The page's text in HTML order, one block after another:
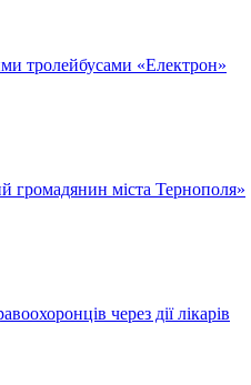
тролейбусами «Електрон»
громадянин міста Тернополя»
через дії лікарів